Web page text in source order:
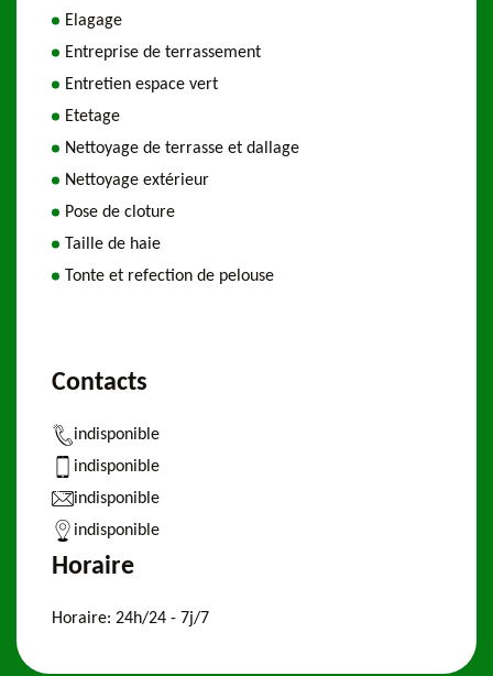
Elagage
Entreprise de terrassement
Entretien espace vert
Etetage
Nettoyage de terrasse et dallage
Nettoyage extérieur
Pose de cloture
Taille de haie
Tonte et refection de pelouse
Contacts
indisponible
indisponible
indisponible
indisponible
Horaire
Horaire: 24h/24 - 7j/7